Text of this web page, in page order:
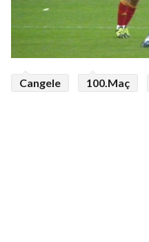
Cangele 100.Maç